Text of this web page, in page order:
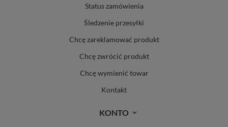
Status zamówienia
Śledzenie przesyłki
Chcę zareklamować produkt
Chcę zwrócić produkt
Chcę wymienić towar
Kontakt
KONTO